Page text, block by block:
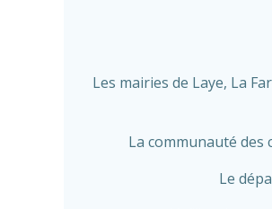
Les mairies de Laye, La
La communauté des
Le